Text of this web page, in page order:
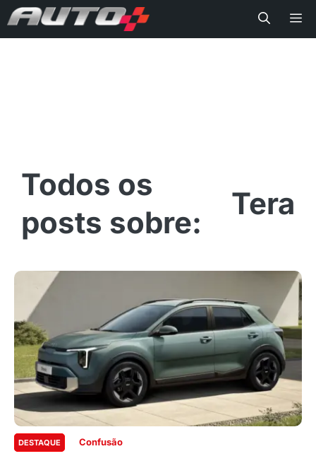
Tera
DESTAQUE Confusão